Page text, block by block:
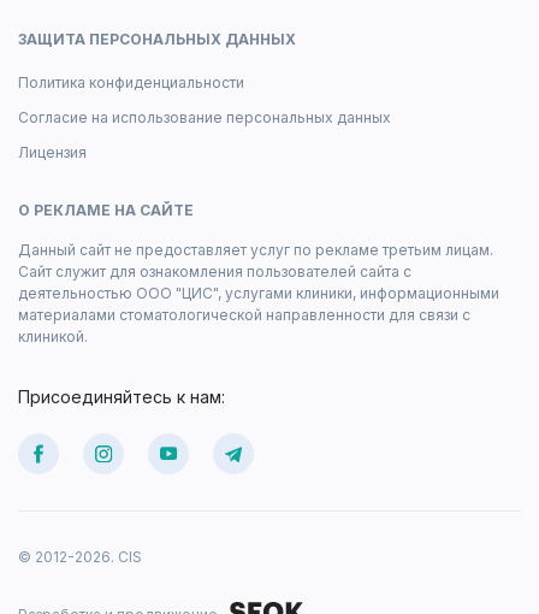
ЗАЩИТА ПЕРСОНАЛЬНЫХ ДАННЫХ
Политика конфиденциальности
Согласие на использование персональных данных
Лицензия
О РЕКЛАМЕ НА САЙТЕ
Данный сайт не предоставляет услуг по рекламе третьим лицам.
Сайт служит для ознакомления пользователей сайта с
деятельностью ООО "ЦИС", услугами клиники, информационными
материалами стоматологической направленности для связи с
клиникой.
Присоединяйтесь к нам:
© 2012-2026. CIS